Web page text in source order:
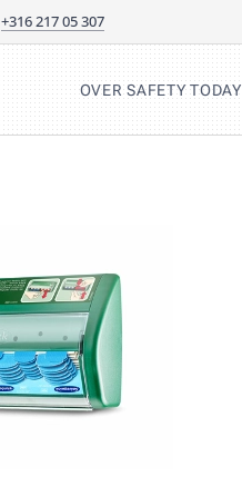
+316 217 05 307
OVER SAFETY TODAY